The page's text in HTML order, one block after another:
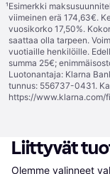
¹Esimerkki
viimeinen erä 174,63€.
vuosikorko 17,50%.
saattaa olla tarpeen.
vuotiaille henkilöille.
summa 25€;
Luotonantaja: Klarna
tunnus: 556737-0431.
https://www.klarna.com/
Liittyvät
Olemme valinneet